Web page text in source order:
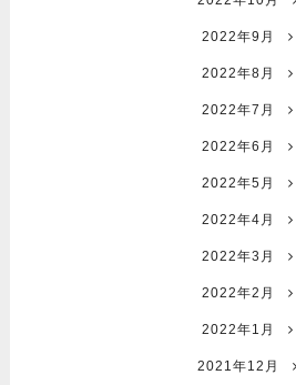
2022年9月
2022年8月
2022年7月
2022年6月
2022年5月
2022年4月
2022年3月
2022年2月
2022年1月
2021年12月